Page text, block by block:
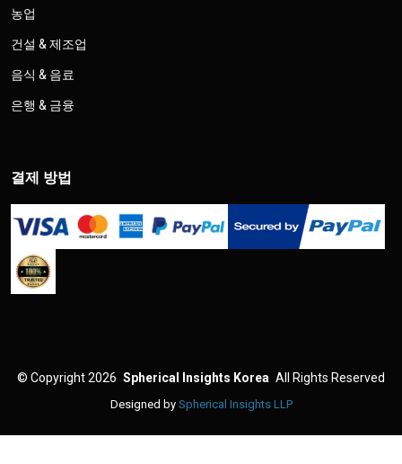
농업
건설 & 제조업
음식 & 음료
은행 & 금융
결제 방법
© Copyright 2026 Spherical Insights Korea All Rights Reserved
Designed by Spherical Insights LLP